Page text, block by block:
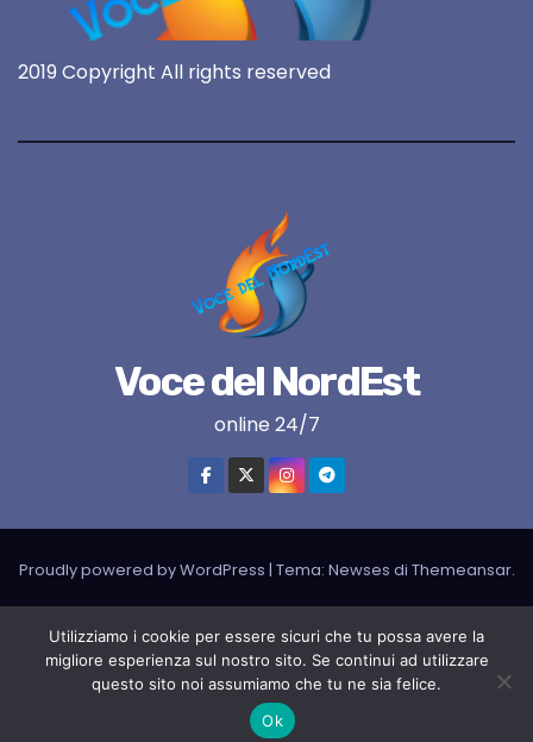
2019 Copyright All rights reserved
Voce del NordEst
online 24/7
Proudly powered by WordPress | Tema: Newses di Themeansar.
LIVE RADIO
RADIONORDEST
Il mio account
SPORT FURLAN PAR FURLAN – In collaborazione con A.S.F.
Utilizziamo i cookie per essere sicuri che tu possa avere la
migliore esperienza sul nostro sito. Se continui ad utilizzare
questo sito noi assumiamo che tu ne sia felice.
Ok